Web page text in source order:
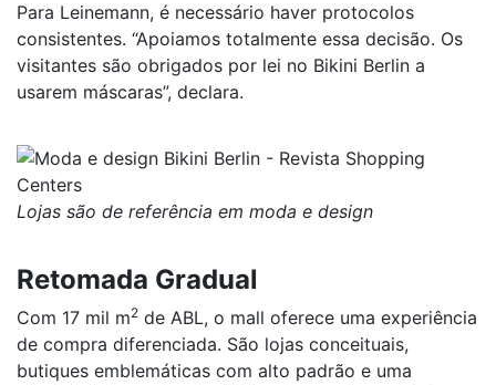
Para Leinemann, é necessário haver protocolos
consistentes. “Apoiamos totalmente essa decisão. Os
visitantes são obrigados por lei no Bikini Berlin a
usarem máscaras”, declara.
Lojas são de referência em moda e design
Retomada Gradual
Com 17 mil m2 de ABL, o mall oferece uma experiência
de compra diferenciada. São lojas conceituais,
butiques emblemáticas com alto padrão e uma